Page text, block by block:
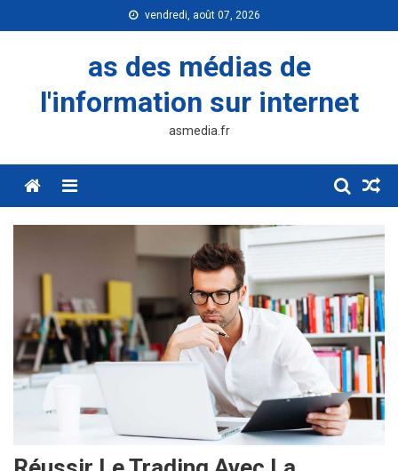
to
vendredi, août 07, 2026
as des médias de
l'information sur internet
asmedia.fr
Menu